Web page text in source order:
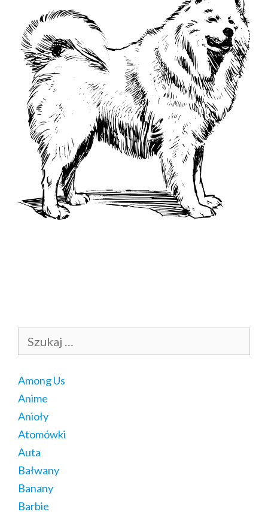
Among Us
Anime
Anioły
Atomówki
Auta
Bałwany
Banany
Barbie